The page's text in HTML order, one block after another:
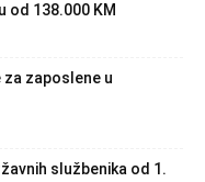
od 138.000 KM
zaposlene u
službenika od 1.